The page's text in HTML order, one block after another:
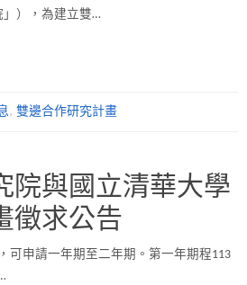
」），為建立雙…
, 雙邊合作研究計畫
院與國立清華大學
徵求公告
可申請一年期至二年期。第一年期程113